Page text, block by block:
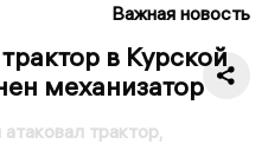
Важная новость
в Курской
механизатор
трактор,